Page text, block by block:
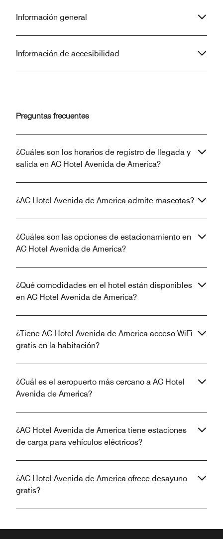
Información general
Información de accesibilidad
Preguntas frecuentes
¿Cuáles son los horarios de registro de llegada y
salida en AC Hotel Avenida de America?
¿AC Hotel Avenida de America admite mascotas?
¿Cuáles son las opciones de estacionamiento en
AC Hotel Avenida de America?
¿Qué comodidades en el hotel están disponibles
en AC Hotel Avenida de America?
¿Tiene AC Hotel Avenida de America acceso WiFi
gratis en la habitación?
¿Cuál es el aeropuerto más cercano a AC Hotel
Avenida de America?
¿AC Hotel Avenida de America tiene estaciones
de carga para vehículos eléctricos?
¿AC Hotel Avenida de America ofrece desayuno
gratis?